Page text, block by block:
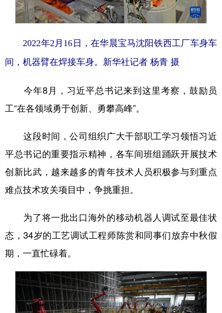
辽宁 吉林 上海 江苏
四川 贵州 云南 西藏
陕西 甘肃 青海
新疆 内蒙古 黑龙江
多语种频道
English Español Français
Русский язык 日本語 한국어
Deutsch Português
2022年2月16日，在华晨宝马沈阳铁西工厂车身车
间，机器臂在焊接车身。新华社记者 杨青 摄
今年8月，习近平总书记来到这里考察，鼓励员
工“在各领域勇于创新、勇攀高峰”。
这段时间，公司组织广大干部职工学习领悟习近
平总书记的重要指示精神，各车间班组踊跃开展技术
创新比武，越来越多的青年技术人员积极参与到重点
难点技术攻关项目中，争挑重担。
为了将一批出口海外的移动机器人调试至最佳状
态，34岁的工艺调试工程师陈赏和同事们放弃中秋假
期，一直忙碌着。